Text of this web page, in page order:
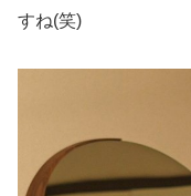
すね(笑)